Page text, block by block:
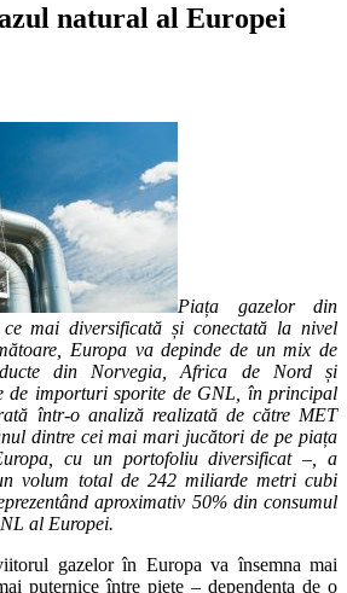
natural al Europei
Piața gazelor din
mai diversificată și conectată la nivel
Europa va depinde de un mix de
din Norvegia, Africa de Nord și
de importuri sporite de GNL, în principal
într-o analiză realizată de către MET
dintre cei mai mari jucători de pe piața
cu un portofoliu diversificat –, a
volum total de 242 miliarde metri cubi
aproximativ 50% din consumul
al Europei.
gazelor în Europa va însemna mai
puternice între piețe – dependența de o